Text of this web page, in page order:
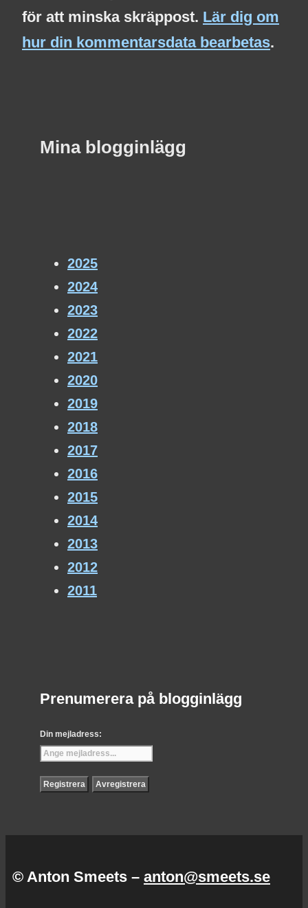
för att minska skräppost. Lär dig om
hur din kommentarsdata bearbetas.
Mina blogginlägg
2025
2024
2023
2022
2021
2020
2019
2018
2017
2016
2015
2014
2013
2012
2011
Prenumerera på blogginlägg
Din mejladress:
© Anton Smeets – anton@smeets.se